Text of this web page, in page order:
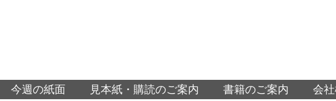
今週の紙面 見本紙・購読のご案内 書籍のご案内 会